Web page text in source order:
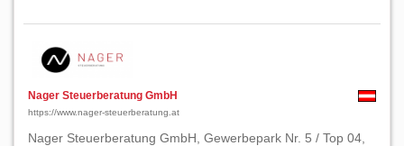
Nager Steuerberatung GmbH
https://www.nager-steuerberatung.at
Nager Steuerberatung GmbH, Gewerbepark Nr. 5 / Top 04,